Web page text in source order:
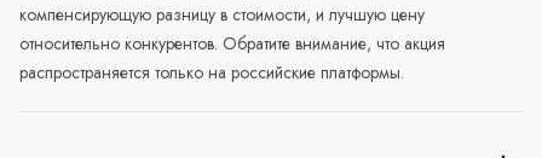
компенсирующую разницу в стоимости, и лучшую цену
относительно конкурентов. Обратите внимание, что акция
распространяется только на российские платформы.